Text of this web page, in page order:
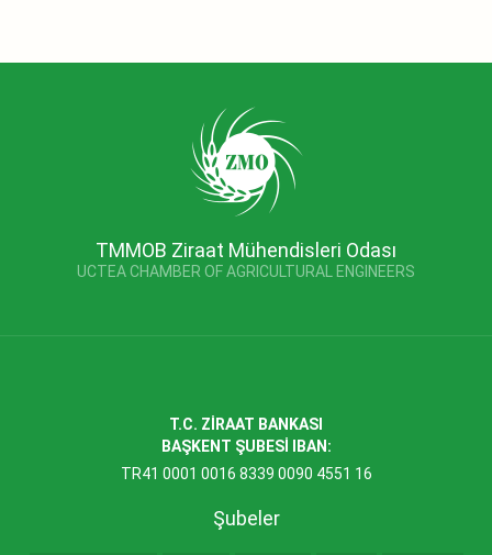
TMMOB Ziraat Mühendisleri Odası
UCTEA CHAMBER OF AGRICULTURAL ENGINEERS
T.C. ZİRAAT BANKASI
BAŞKENT ŞUBESİ IBAN:
TR41 0001 0016 8339 0090 4551 16
Şubeler